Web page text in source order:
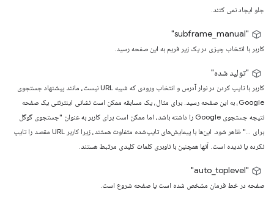
جلو ایجاد نمی کنند.
"subframe_manual"
کاربر با انتخاب چیزی در یک زیر فریم به این صفحه رسید.
"تولید شده"
کاربر با تایپ کردن در نوار آدرس و انتخاب ورودی که شبیه URL نیست، مانند پیشنهاد جستجوی
Google، به این صفحه رسید. برای مثال، یک مسابقه ممکن است نشانی اینترنتی یک صفحه
نتیجه جستجوی Google را داشته باشد، اما ممکن است برای کاربر به عنوان "جستجوی گوگل
برای ..." ظاهر شود. این‌ها با پیمایش‌های تایپ‌شده متفاوت هستند، زیرا کاربر URL مقصد را تایپ
نکرده یا ندیده است. آنها همچنین با ناوبری کلمات کلیدی مرتبط هستند.
"auto_toplevel"
صفحه در خط فرمان مشخص شده است یا صفحه شروع است.